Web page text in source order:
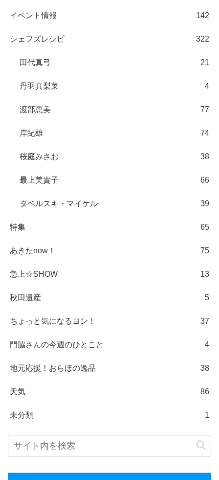
イベント情報 142
シェフズレシピ 322
田代真弓 21
丹羽真梨菜 4
渡部恵美 77
岸紀雄 74
桜庭みさお 38
最上美貴子 66
タベルスキ・マイケル 39
特集 65
あきたnow！ 75
急上☆SHOW 13
秋田遺産 5
ちょっと気になるヨン！ 37
門脇さんの今週のひとこと 4
地元応援！おらほの逸品 38
天気 86
未分類 1